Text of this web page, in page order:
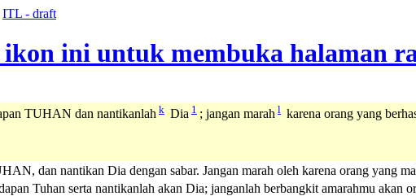
ITL - draft
TUHAN dan nantikanlah k Dia 1 ; jangan marah l karena orang yang
dan nantikan Dia dengan sabar. Jangan marah oleh karena orang yang
Tuhan serta nantikanlah akan Dia; janganlah berbangkit amarahmu akan